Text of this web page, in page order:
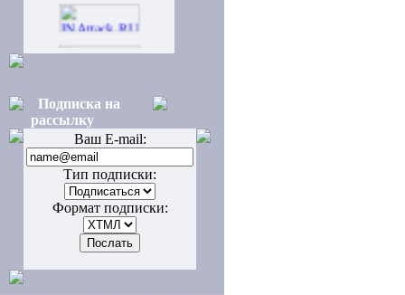
Подписка на
рассылку
Ваш E-mail:
Тип подписки:
Формат подписки: